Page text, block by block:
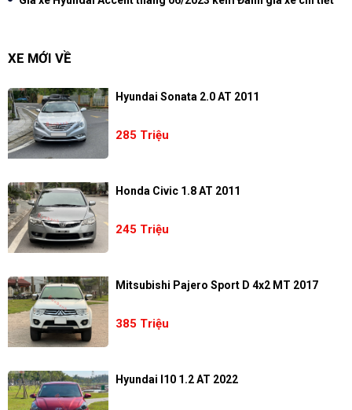
XE MỚI VỀ
Hyundai Sonata 2.0 AT 2011
285 Triệu
Honda Civic 1.8 AT 2011
245 Triệu
Mitsubishi Pajero Sport D 4x2 MT 2017
385 Triệu
Hyundai I10 1.2 AT 2022